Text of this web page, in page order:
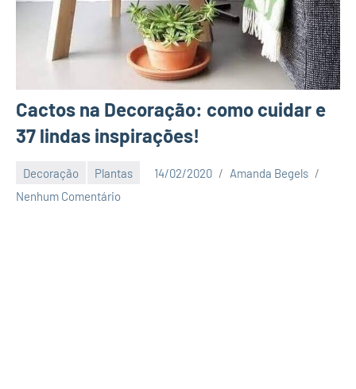
Cactos na Decoração: como cuidar e
37 lindas inspirações!
Decoração Plantas 14/02/2020
Amanda Begels
Nenhum Comentário